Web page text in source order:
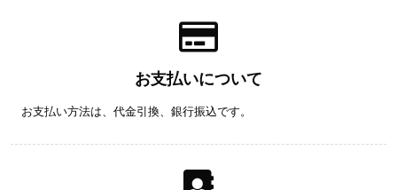
お支払いについて
お支払い方法は、代金引換、銀行振込です。